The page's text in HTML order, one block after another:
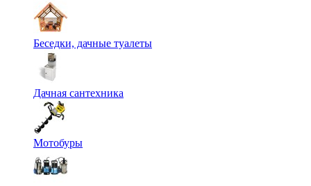
Беседки, дачные туалеты
Дачная сантехника
Мотобуры